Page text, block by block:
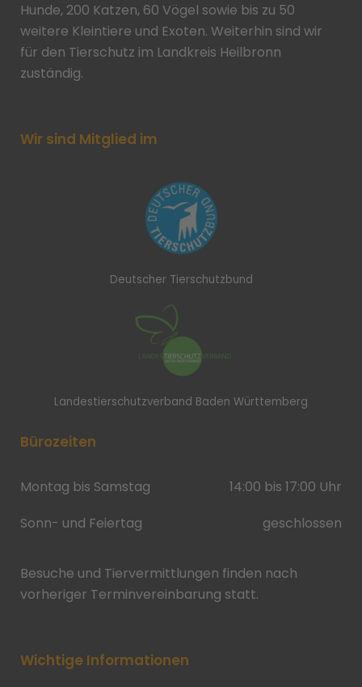
Hunde, 200 Katzen, 60 Vögel sowie bis zu 50
weitere Kleintiere und Exoten. Weiterhin sind wir
für den Tierschutz im Landkreis Heilbronn
zuständig.
Wir sind Mitglied im
Deutscher Tierschutzbund
Landestierschutzverband Baden Württemberg
Bürozeiten
Montag bis Samstag
14:00 bis 17:00 Uhr
Sonn- und Feiertag
geschlossen
Besuche und Tiervermittlungen finden nach
vorheriger Terminvereinbarung statt.
Wichtige Informationen